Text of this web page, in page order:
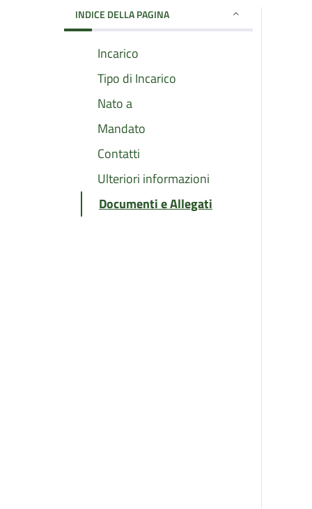
INDICE DELLA PAGINA
Incarico
Tipo di Incarico
Nato a
Mandato
Contatti
Ulteriori informazioni
Documenti e Allegati